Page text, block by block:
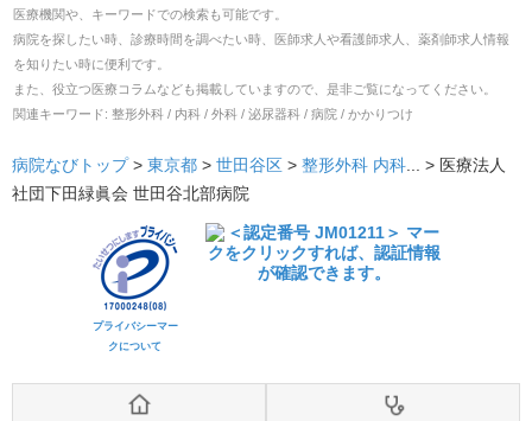
医療機関や、キーワードでの検索も可能です。
病院を探したい時、診療時間を調べたい時、医師求人や看護師求人、薬剤師求人情報
を知りたい時に便利です。
また、役立つ医療コラムなども掲載していますので、是非ご覧になってください。
関連キーワード: 整形外科 / 内科 / 外科 / 泌尿器科 / 病院 / かかりつけ
病院なびトップ> 東京都 > 世田谷区 > 整形外科 内科 ... > 医療法人
社団下田緑眞会 世田谷北部病院
プライバシーマー
クについて